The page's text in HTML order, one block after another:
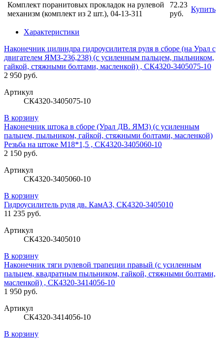
Комплект поранитовых прокладок на рулевой
механизм (комплект из 2 шт.), 04-13-311
72.23
руб.
Купить
Характеристики
Наконечник цилиндра гидроусилителя руля в сборе (на Урал с
двигателем ЯМЗ-236,238) (с усиленным пальцем, пыльником,
гайкой, стяжными болтами, масленкой) , СК4320-3405075-10
2 950 руб.
Артикул
СК4320-3405075-10
В корзину
Наконечник штока в сборе (Урал ДВ. ЯМЗ) (с усиленным
пальцем, пыльником, гайкой, стяжными болтами, масленкой)
Резьба на штоке М18*1,5 , СК4320-3405060-10
2 150 руб.
Артикул
СК4320-3405060-10
В корзину
Гидроусилитель руля дв. КамАЗ, СК4320-3405010
11 235 руб.
Артикул
СК4320-3405010
В корзину
Наконечник тяги рулевой трапеции правый (с усиленным
пальцем, квадратным пыльником, гайкой, стяжными болтами,
масленкой) , СК4320-3414056-10
1 950 руб.
Артикул
СК4320-3414056-10
В корзину